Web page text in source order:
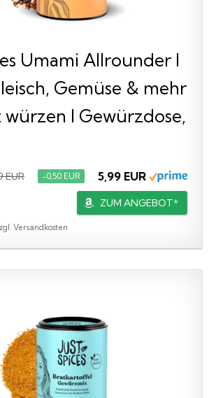
Umami Allrounder I
Gemüse & mehr
I Gewürzdose,
EUR −0,50 EUR 5,99 EUR
ZUM ANGEBOT*
Versandkosten